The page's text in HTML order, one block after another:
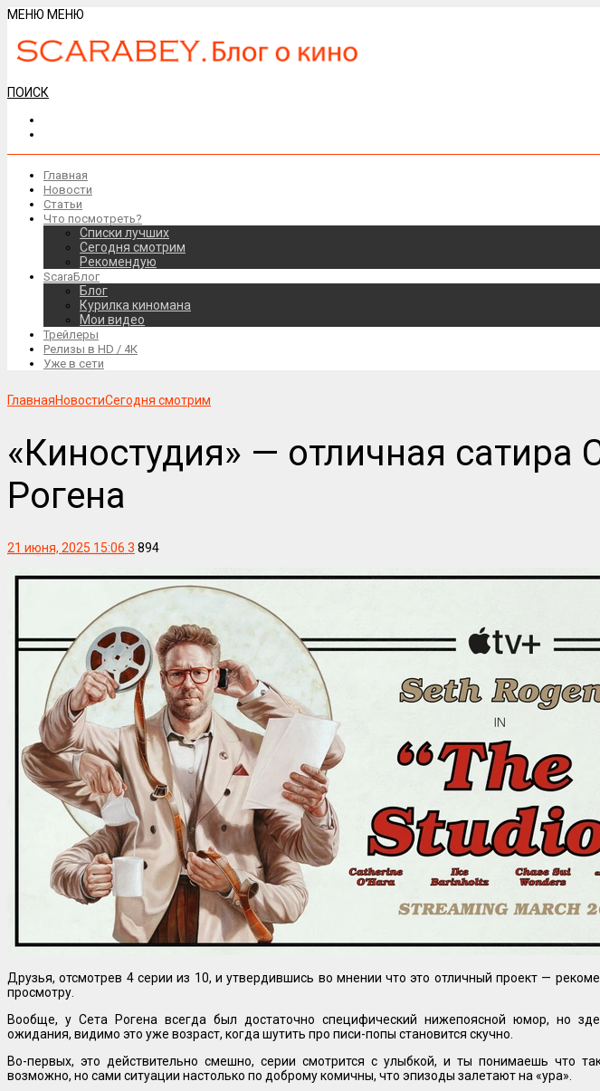
МЕНЮ МЕНЮ
ПОИСК
Главная
Новости
Статьи
Что посмотреть?
Списки лучших
Сегодня смотрим
Рекомендую
ScaraБлог
Блог
Курилка киномана
Мои видео
Трейлеры
Релизы в HD / 4К
Уже в сети
ГлавнаяНовостиСегодня смотрим
«Киностудия» — отличная сатира
Рогена
21 июня, 2025 15:06 3 894
Друзья, отсмотрев 4 серии из 10, и утвердившись во мнении что это отличный проект —
просмотру.
Вообще, у Сета Рогена всегда был достаточно специфический нижепоясной юмор, но
ожидания, видимо это уже возраст, когда шутить про писи-попы становится скучно.
Во-первых, это действительно смешно, серии смотрится с улыбкой, и ты понимаешь что
возможно, но сами ситуации настолько по доброму комичны, что эпизоды залетают на «ура».